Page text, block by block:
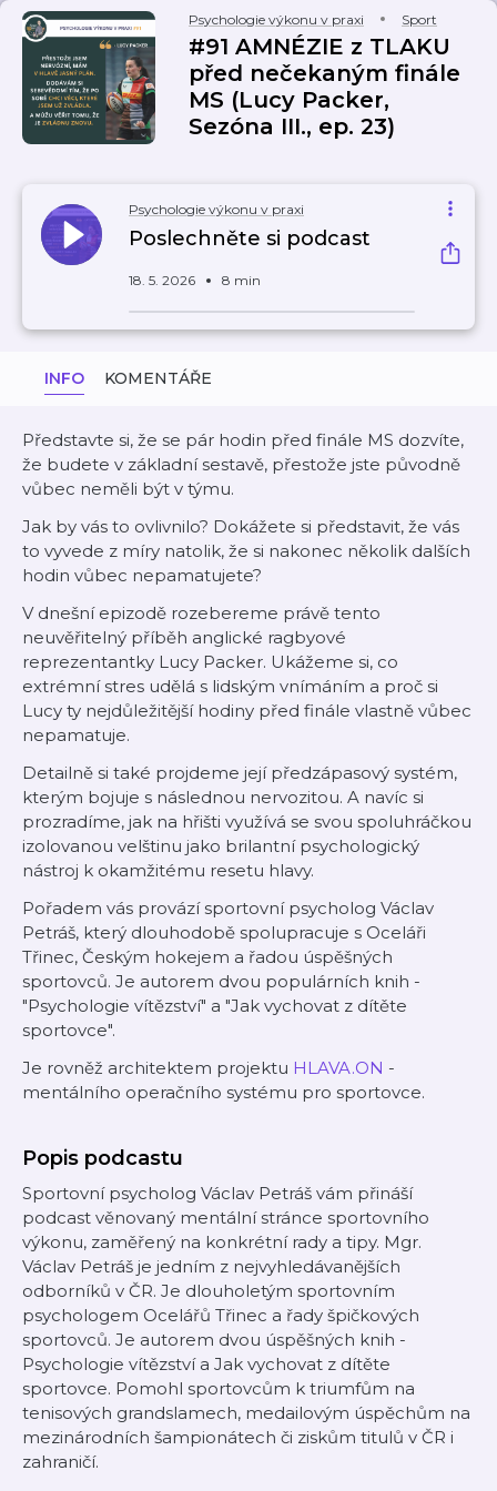
Psychologie výkonu v praxi Sport
#91 AMNÉZIE z TLAKU
před nečekaným finále
MS (Lucy Packer,
Sezóna III., ep. 23)
Psychologie výkonu v praxi
Poslechněte si podcast
18. 5. 2026 8 min
INFO KOMENTÁŘE
Představte si, že se pár hodin před finále MS dozvíte,
že budete v základní sestavě, přestože jste původně
vůbec neměli být v týmu.
Jak by vás to ovlivnilo? Dokážete si představit, že vás
to vyvede z míry natolik, že si nakonec několik dalších
hodin vůbec nepamatujete?
V dnešní epizodě rozebereme právě tento
neuvěřitelný příběh anglické ragbyové
reprezentantky Lucy Packer. Ukážeme si, co
extrémní stres udělá s lidským vnímáním a proč si
Lucy ty nejdůležitější hodiny před finále vlastně vůbec
nepamatuje.
Detailně si také projdeme její předzápasový systém,
kterým bojuje s následnou nervozitou. A navíc si
prozradíme, jak na hřišti využívá se svou spoluhráčkou
izolovanou velštinu jako brilantní psychologický
nástroj k okamžitému resetu hlavy.
Pořadem vás provází sportovní psycholog Václav
Petráš, který dlouhodobě spolupracuje s Oceláři
Třinec, Českým hokejem a řadou úspěšných
sportovců. Je autorem dvou populárních knih -
"Psychologie vítězství" a "Jak vychovat z dítěte
sportovce".
Je rovněž architektem projektu ⁠⁠⁠⁠⁠⁠⁠⁠⁠⁠HLAVA.ON⁠⁠⁠⁠⁠⁠⁠⁠⁠⁠ -
mentálního operačního systému pro sportovce.
Popis podcastu
Sportovní psycholog Václav Petráš vám přináší
podcast věnovaný mentální stránce sportovního
výkonu, zaměřený na konkrétní rady a tipy. Mgr.
Václav Petráš je jedním z nejvyhledávanějších
odborníků v ČR. Je dlouholetým sportovním
psychologem Ocelářů Třinec a řady špičkových
sportovců. Je autorem dvou úspěšných knih -
Psychologie vítězství a Jak vychovat z dítěte
sportovce. Pomohl sportovcům k triumfům na
tenisových grandslamech, medailovým úspěchům na
mezinárodních šampionátech či ziskům titulů v ČR i
zahraničí.